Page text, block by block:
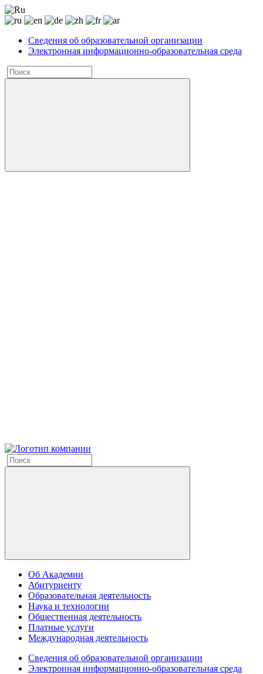
Сведения об образовательной организации
Электронная информационно-образовательная среда
Об Академии
Абитуриенту
Образовательная деятельность
Наука и технологии
Общественная деятельность
Платные услуги
Международная деятельность
Сведения об образовательной организации
Электронная информационно-образовательная среда